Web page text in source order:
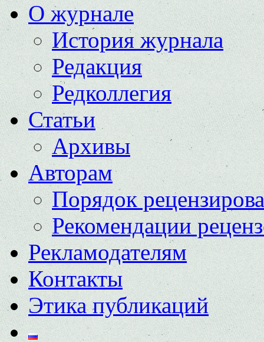
О журнале
История журнала
Редакция
Редколлегия
Статьи
Архивы
Авторам
Порядок
Рекомендации
Рекламодателям
Контакты
Этика публикаций